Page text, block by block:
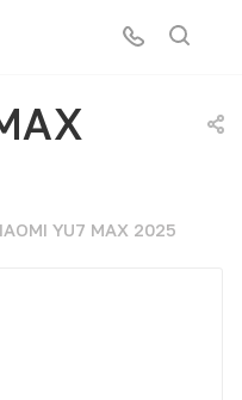
YU7 MAX 2025